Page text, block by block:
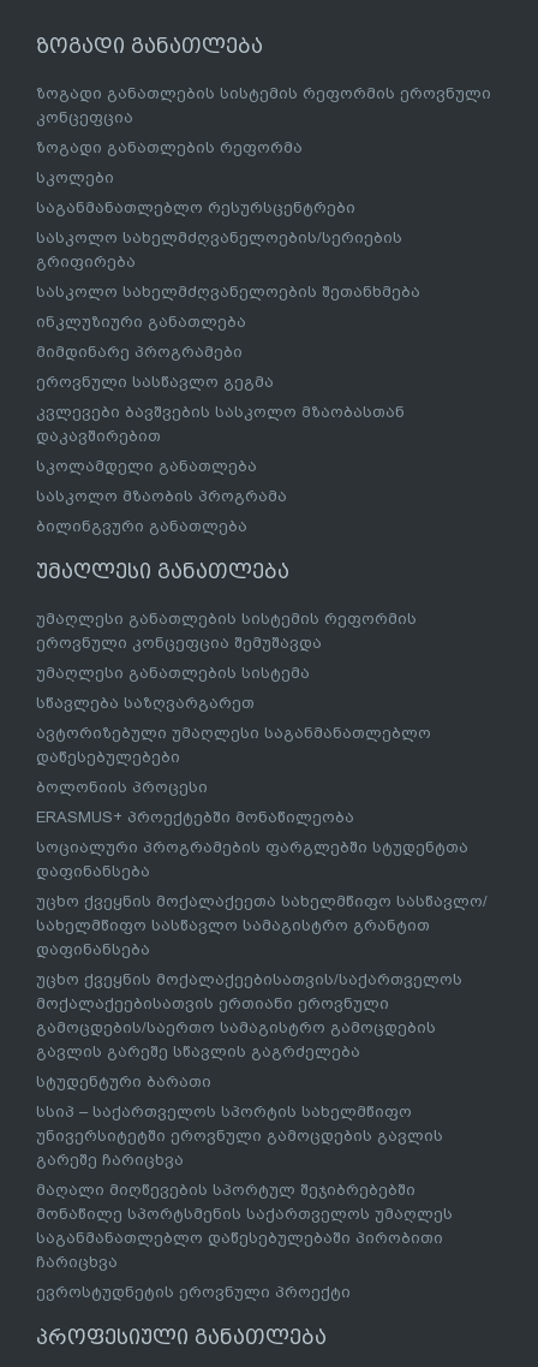
ზოგადი განათლება
ზოგადი განათლების სისტემის რეფორმის ეროვნული
კონცეფცია
ზოგადი განათლების რეფორმა
სკოლები
საგანმანათლებლო რესურსცენტრები
სასკოლო სახელმძღვანელოების/სერიების
გრიფირება
სასკოლო სახელმძღვანელოების შეთანხმება
ინკლუზიური განათლება
მიმდინარე პროგრამები
ეროვნული სასწავლო გეგმა
კვლევები ბავშვების სასკოლო მზაობასთან
დაკავშირებით
სკოლამდელი განათლება
სასკოლო მზაობის პროგრამა
ბილინგვური განათლება
უმაღლესი განათლება
უმაღლესი განათლების სისტემის რეფორმის
ეროვნული კონცეფცია შემუშავდა
უმაღლესი განათლების სისტემა
სწავლება საზღვარგარეთ
ავტორიზებული უმაღლესი საგანმანათლებლო
დაწესებულებები
ბოლონიის პროცესი
ERASMUS+ პროექტებში მონაწილეობა
სოციალური პროგრამების ფარგლებში სტუდენტთა
დაფინანსება
უცხო ქვეყნის მოქალაქეეთა სახელმწიფო სასწავლო/
სახელმწიფო სასწავლო სამაგისტრო გრანტით
დაფინანსება
უცხო ქვეყნის მოქალაქეებისათვის/საქართველოს
მოქალაქეებისათვის ერთიანი ეროვნული
გამოცდების/საერთო სამაგისტრო გამოცდების
გავლის გარეშე სწავლის გაგრძელება
სტუდენტური ბარათი
სსიპ – საქართველოს სპორტის სახელმწიფო
უნივერსიტეტში ეროვნული გამოცდების გავლის
გარეშე ჩარიცხვა
მაღალი მიღწევების სპორტულ შეჯიბრებებში
მონაწილე სპორტსმენის საქართველოს უმაღლეს
საგანმანათლებლო დაწესებულებაში პირობითი
ჩარიცხვა
ევროსტუდნეტის ეროვნული პროექტი
პროფესიული განათლება